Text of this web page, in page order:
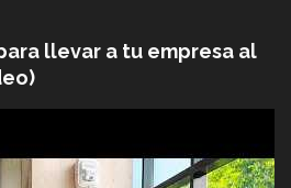
llevar a tu empresa al